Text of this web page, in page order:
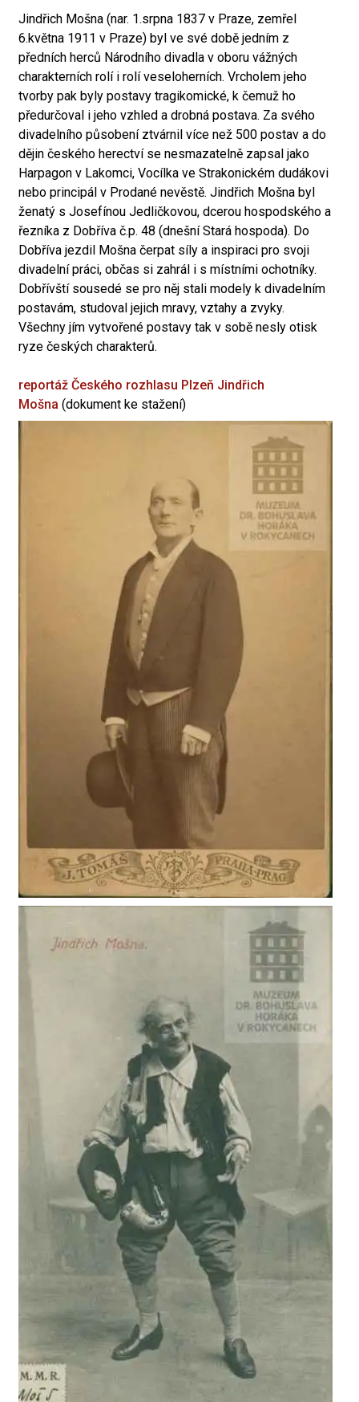
Jindřich Mošna (nar. 1.srpna 1837 v Praze, zemřel
6.května 1911 v Praze) byl ve své době jedním z
předních herců Národního divadla v oboru vážných
charakterních rolí i rolí veseloherních. Vrcholem jeho
tvorby pak byly postavy tragikomické, k čemuž ho
předurčoval i jeho vzhled a drobná postava. Za svého
divadelního působení ztvárnil více než 500 postav a do
dějin českého herectví se nesmazatelně zapsal jako
Harpagon v Lakomci, Vocílka ve Strakonickém dudákovi
nebo principál v Prodané nevěstě. Jindřich Mošna byl
ženatý s Josefínou Jedličkovou, dcerou hospodského a
řezníka z Dobříva č.p. 48 (dnešní Stará hospoda). Do
Dobříva jezdil Mošna čerpat síly a inspiraci pro svoji
divadelní práci, občas si zahrál i s místními ochotníky.
Dobřívští sousedé se pro něj stali modely k divadelním
postavám, studoval jejich mravy, vztahy a zvyky.
Všechny jím vytvořené postavy tak v sobě nesly otisk
ryze českých charakterů.
reportáž Českého rozhlasu Plzeň Jindřich
Mošna (dokument ke stažení)